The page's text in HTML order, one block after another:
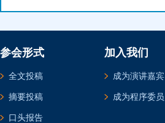
参会形式
全文投稿
摘要投稿
口头报告
加入我们
成为演讲嘉宾
成为程序委员